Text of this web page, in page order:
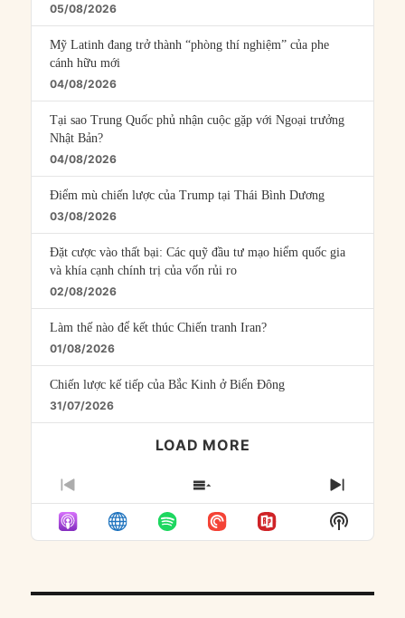
05/08/2026
Mỹ Latinh đang trở thành “phòng thí nghiệm” của phe
cánh hữu mới
04/08/2026
Tại sao Trung Quốc phủ nhận cuộc gặp với Ngoại trưởng
Nhật Bản?
04/08/2026
Điểm mù chiến lược của Trump tại Thái Bình Dương
03/08/2026
Đặt cược vào thất bại: Các quỹ đầu tư mạo hiểm quốc gia
và khía cạnh chính trị của vốn rủi ro
02/08/2026
Làm thế nào để kết thúc Chiến tranh Iran?
01/08/2026
Chiến lược kế tiếp của Bắc Kinh ở Biển Đông
31/07/2026
LOAD MORE
PREVIOUS
EPISODE
SHOW
EPISODES
LIST
NEXT
Show
Podcast